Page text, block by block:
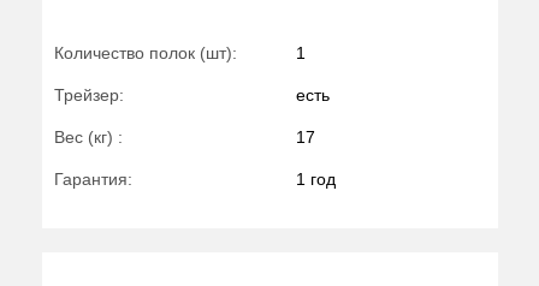
Количество полок (шт): 1
Трейзер: есть
Вес (кг) : 17
Гарантия: 1 год